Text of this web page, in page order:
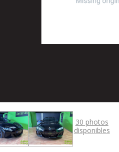
30 photos
disponibles